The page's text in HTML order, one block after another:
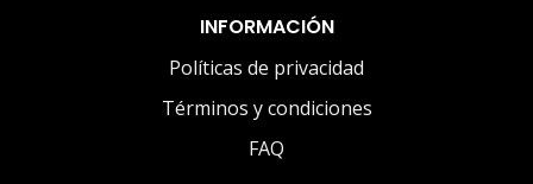
INFORMACIÓN
Políticas de privacidad
Términos y condiciones
FAQ